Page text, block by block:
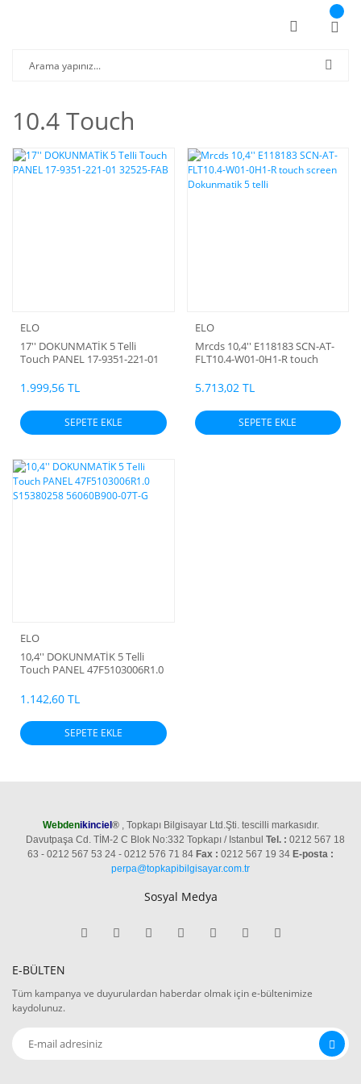
10.4 Touch
ELO
17'' DOKUNMATİK 5 Telli
Touch PANEL 17-9351-221-01
1.999,56 TL
SEPETE EKLE
ELO
Mrcds 10,4'' E118183 SCN-AT-
FLT10.4-W01-0H1-R touch
5.713,02 TL
SEPETE EKLE
ELO
10,4'' DOKUNMATİK 5 Telli
Touch PANEL 47F5103006R1.0
1.142,60 TL
SEPETE EKLE
Webdenikinciel ®, Topkapı Bilgisayar Ltd.Şti. tescilli markasıdır.
Davutpaşa Cd. TİM-2 C Blok No:332 Topkapı / Istanbul Tel. : 0212 567 18
63 - 0212 567 53 24 - 0212 576 71 84 Fax : 0212 567 19 34 E-posta :
perpa@topkapibilgisayar.com.tr
Sosyal Medya
E-BÜLTEN
Tüm kampanya ve duyurulardan haberdar olmak için e-bültenimize
kaydolunuz.